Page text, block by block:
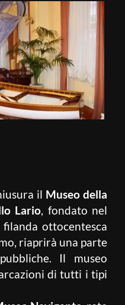
il Museo della
Lario, fondato nel
ottocentesca
riaprirà una parte
Il museo
di tutti i tipi